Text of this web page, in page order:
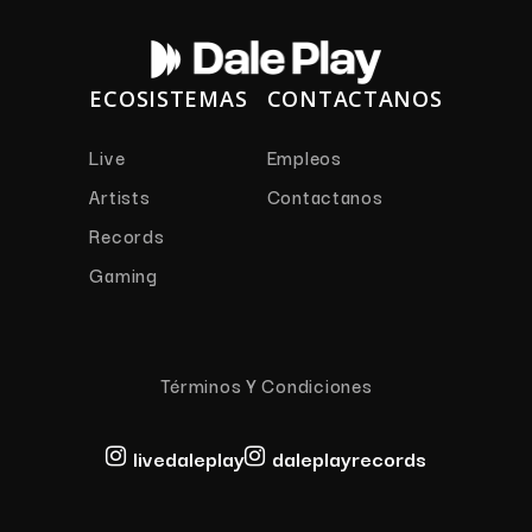
ECOSISTEMAS
Live
Artists
Records
Gaming
CONTACTANOS
Empleos
Contactanos
Términos Y Condiciones
livedaleplay daleplayrecords